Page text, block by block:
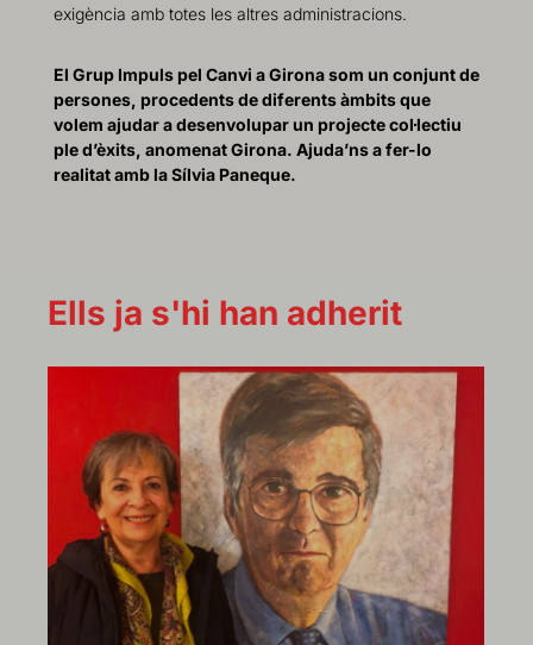
exigència amb totes les altres administracions.
El Grup Impuls pel Canvi a Girona som un conjunt de
persones, procedents de diferents àmbits que
volem ajudar a desenvolupar un projecte col·lectiu
ple d’èxits, anomenat Girona. Ajuda’ns a fer-lo
realitat amb la Sílvia Paneque.
Ells ja s'hi han adherit
Jordi Canal i Morell
És un historiador català, professor de l'École des Hautes
Études en Sciences Sociales de París i de la Universitat
de Girona fins a l'any 2001, ha escrit nombrosos estudis
sobre el carlisme, el catalanisme, la sociabilitat, la